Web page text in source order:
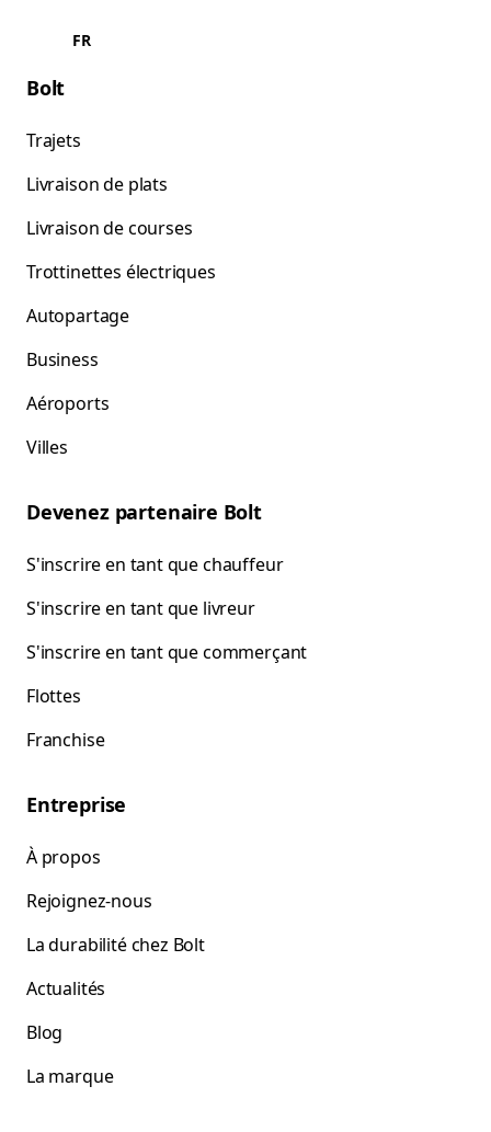
FR
Bolt
Trajets
Livraison de plats
Livraison de courses
Trottinettes électriques
Autopartage
Business
Aéroports
Villes
Devenez partenaire Bolt
S'inscrire en tant que chauffeur
S'inscrire en tant que livreur
S'inscrire en tant que commerçant
Flottes
Franchise
Entreprise
À propos
Rejoignez-nous
La durabilité chez Bolt
Actualités
Blog
La marque